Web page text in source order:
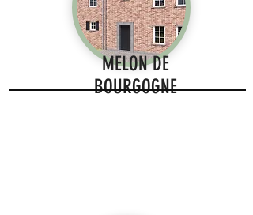
MELON DE
BOURGOGNE